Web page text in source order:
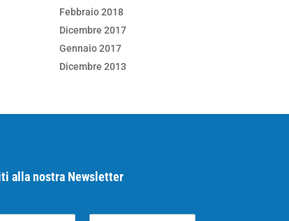
Febbraio 2018
Dicembre 2017
Gennaio 2017
Dicembre 2013
alla nostra Newsletter